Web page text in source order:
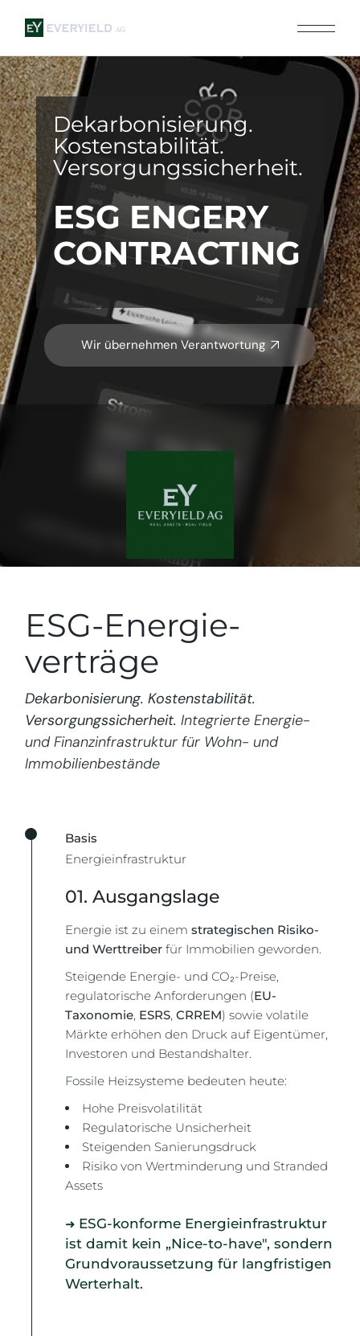
Dekarbonisierung.
Kostenstabilität.
Versorgungs­sicherheit.
ESG ENGERY
CONTRAC­TING
Wir übernehmen Verantwortung
ESG-Energie­
verträge
Dekarbonisierung. Kostenstabilität.
Versorgungssicherheit. Integrierte Energie-
und Finanzinfrastruktur für Wohn- und
Immobilienbestände
Basis
Energieinfrastruktur
01. Ausgangslage
Energie ist zu einemstrategischen Risiko-
und Werttreiber für Immobilien geworden.
Steigende Energie- und CO₂-Preise,
regulatorische Anforderungen (EU-
Taxonomie, ESRS,CRREM) sowie volatile
Märkte erhöhen den Druck auf Eigentümer,
Investoren und Bestandshalter.
Fossile Heizsysteme bedeuten heute:
Hohe Preisvolatilität
Regulatorische Unsicherheit
Steigenden Sanierungsdruck
Risiko von Wertminderung und Stranded
Assets
➜ ESG-konforme Energieinfrastruktur
ist damit kein „Nice-to-have", sondern
Grundvoraussetzung für langfristigen
Werterhalt.